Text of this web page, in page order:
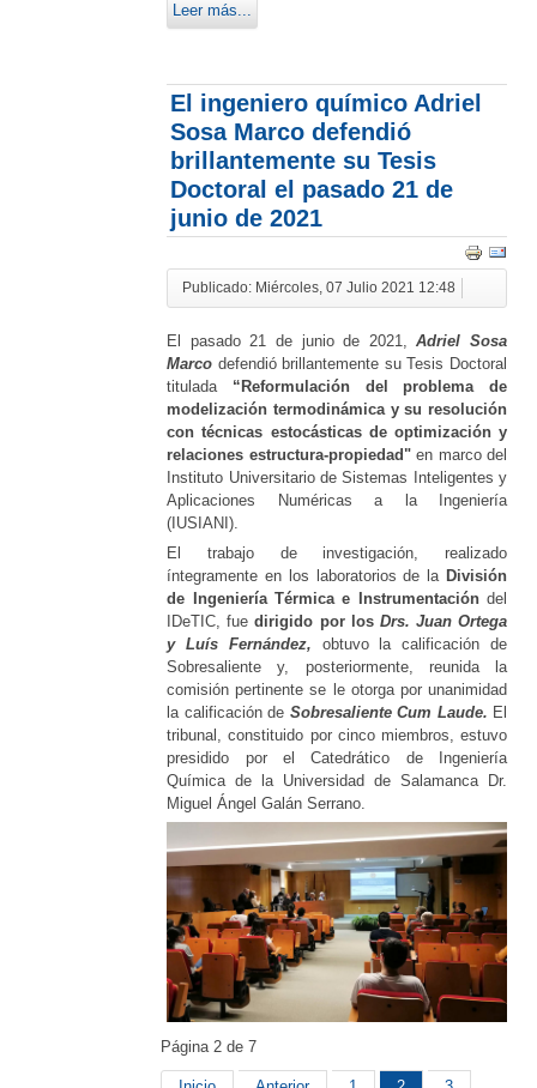
Leer más...
El ingeniero químico Adriel
Sosa Marco defendió
brillantemente su Tesis
Doctoral el pasado 21 de
junio de 2021
Publicado: Miércoles, 07 Julio 2021 12:48
El pasado 21 de junio de 2021,Adriel Sosa
Marco defendió brillantemente su Tesis Doctoral
titulada “Reformulación del problema de
modelización termodinámica y su resolución
con técnicas estocásticas de optimización y
relaciones estructura-propiedad"en marco del
Instituto Universitario de Sistemas Inteligentes y
Aplicaciones Numéricas a la Ingeniería
(IUSIANI).
El trabajo de investigación, realizado
íntegramente en los laboratorios de la División
de Ingeniería Térmica e Instrumentación del
IDeTIC, fuedirigido por los Drs. Juan Ortega
y Luís Fernández, obtuvo la calificación de
Sobresaliente y, posteriormente, reunida la
comisión pertinente se le otorga por unanimidad
la calificación de Sobresaliente Cum Laude. El
tribunal, constituido por cinco miembros, estuvo
presidido por el Catedrático de Ingeniería
Química de la Universidad de Salamanca Dr.
Miguel Ángel Galán Serrano.
Página 2 de 7